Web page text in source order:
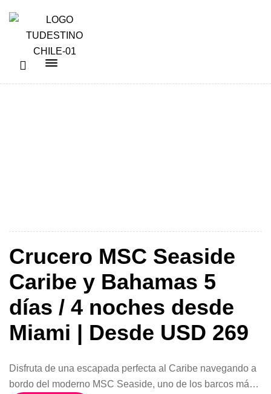
Crucero MSC Seaside
Caribe y Bahamas 5
días / 4 noches desde
Miami | Desde USD 269
Disfruta de una escapada perfecta al Caribe navegando a
bordo del moderno MSC Seaside, uno de los barcos más